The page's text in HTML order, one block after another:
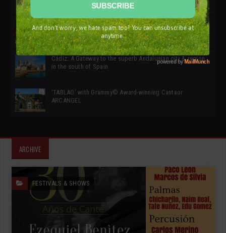
SIMOF 30 Edition 2025 * ‘We are all SIMOF’
Cádiz: A Gateway to the superb Andalusian city & region
in the south of Spain
‘TABLAO’ with Grammy© Award-winning Cantaor
ARCANGEL
ARCHIVE
FESTIVALS & SHOWS